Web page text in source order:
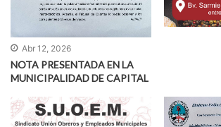
Abr 12, 2026
NOTA PRESENTADA EN LA
MUNICIPALIDAD DE CAPITAL